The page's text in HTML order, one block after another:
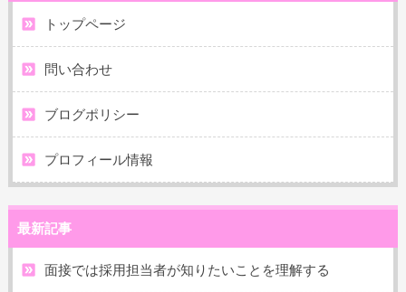
トップページ
問い合わせ
ブログポリシー
プロフィール情報
最新記事
面接では採用担当者が知りたいことを理解する